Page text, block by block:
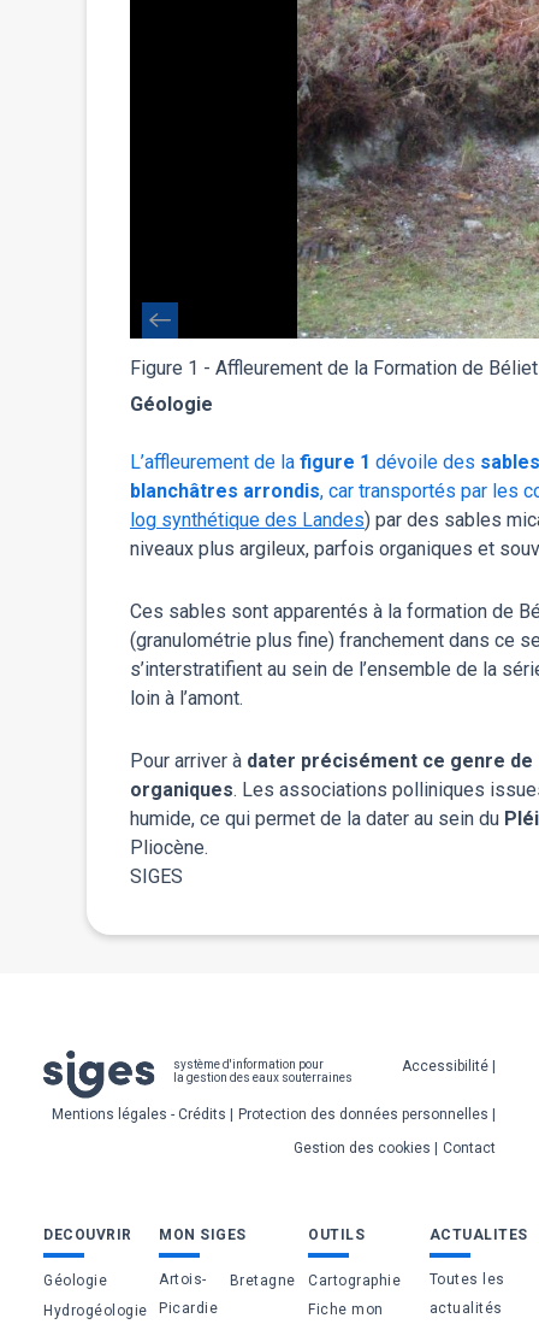
Figure 1 - Affleurement de la Formation de Béliet
Géologie
L’affleurement de la figure 1 dévoile des
blanchâtres arrondis, car transportés par les
log synthétique des Landes) par des sables
niveaux plus argileux, parfois organiques et
Ces sables sont apparentés à la formation de
(granulométrie plus fine) franchement dans ce
s’interstratifient au sein de l’ensemble de la
loin à l’amont.
Pour arriver à dater précisément ce genre de
organiques. Les associations polliniques
humide, ce qui permet de la dater au sein du
Pliocène.
SIGES
système d'information pour
la gestion des eaux souterraines
Pied
de
page
Accessibilité
Mentions légales - Crédits
Protection des données personnelles
Gestion des cookies
Contact
Bas
de
page
DECOUVRIR
Géologie
Hydrogéologie
MON SIGES
Artois-
Picardie
Bretagne
OUTILS
Cartographie
Fiche mon
ACTUALITES
Toutes les
actualités